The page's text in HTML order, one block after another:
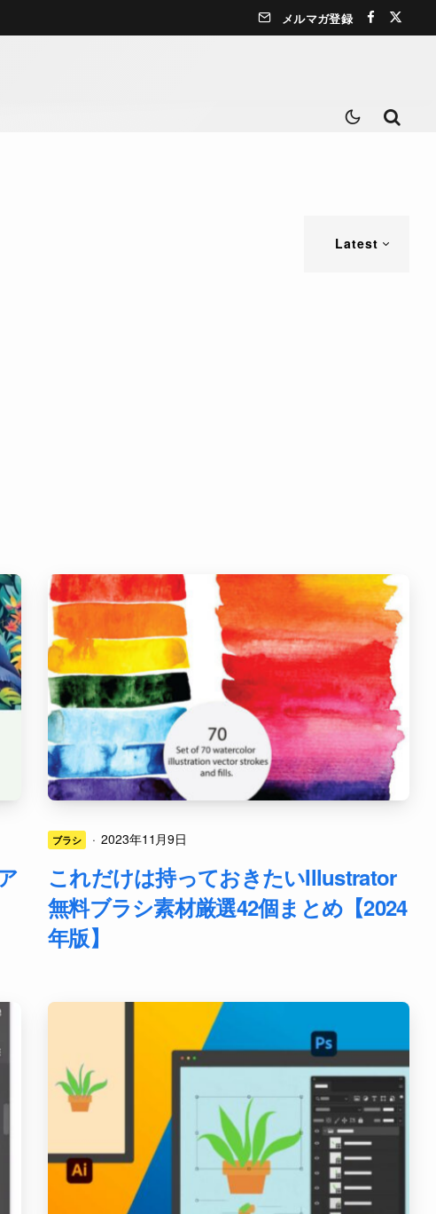
メルマガ登録
Latest
ブラシ · 2023年11月9日
これだけは持っておきたいIllustrator
無料ブラシ素材厳選42個まとめ【2024
年版】